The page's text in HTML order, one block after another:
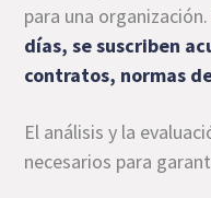
para una organización.
días, se suscriben
contratos, normas
El análisis y la
necesarios para